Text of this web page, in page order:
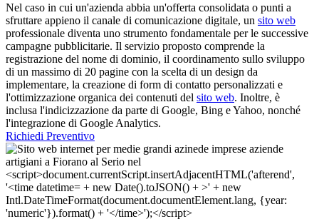
Nel caso in cui un'azienda abbia un'offerta consolidata o punti a
sfruttare appieno il canale di comunicazione digitale, un sito web
professionale diventa uno strumento fondamentale per le successive
campagne pubblicitarie. Il servizio proposto comprende la
registrazione del nome di dominio, il coordinamento sullo sviluppo
di un massimo di 20 pagine con la scelta di un design da
implementare, la creazione di form di contatto personalizzati e
l'ottimizzazione organica dei contenuti del sito web. Inoltre, è
inclusa l'indicizzazione da parte di Google, Bing e Yahoo, nonché
l'integrazione di Google Analytics.
Richiedi Preventivo